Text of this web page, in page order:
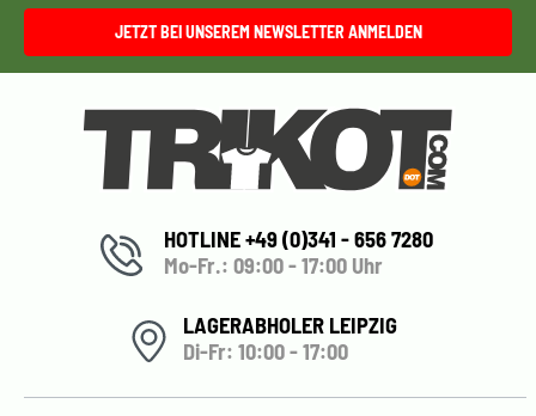
JETZT BEI UNSEREM NEWSLETTER ANMELDEN
HOTLINE +49 (0)341 - 656 7280
Mo-Fr.: 09:00 - 17:00 Uhr
LAGERABHOLER LEIPZIG
Di-Fr: 10:00 - 17:00